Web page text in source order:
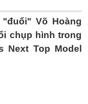
Võ Hoàng
chụp hình trong
Next Top Model